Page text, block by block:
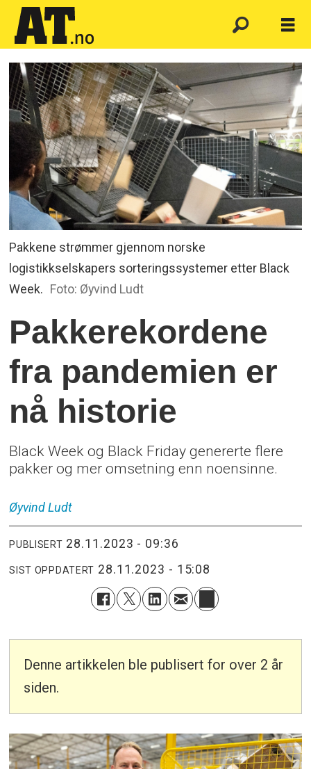
Pakkene strømmer gjennom norske
logistikkselskapers sorteringssystemer etter Black
Week. Foto: Øyvind Ludt
Pakkerekordene
fra pandemien er
nå historie
Black Week og Black Friday genererte flere
pakker og mer omsetning enn noensinne.
Øyvind Ludt
PUBLISERT 28.11.2023 - 09:36
SIST OPPDATERT 28.11.2023 - 15:08
Denne artikkelen ble publisert for over 2 år
siden.